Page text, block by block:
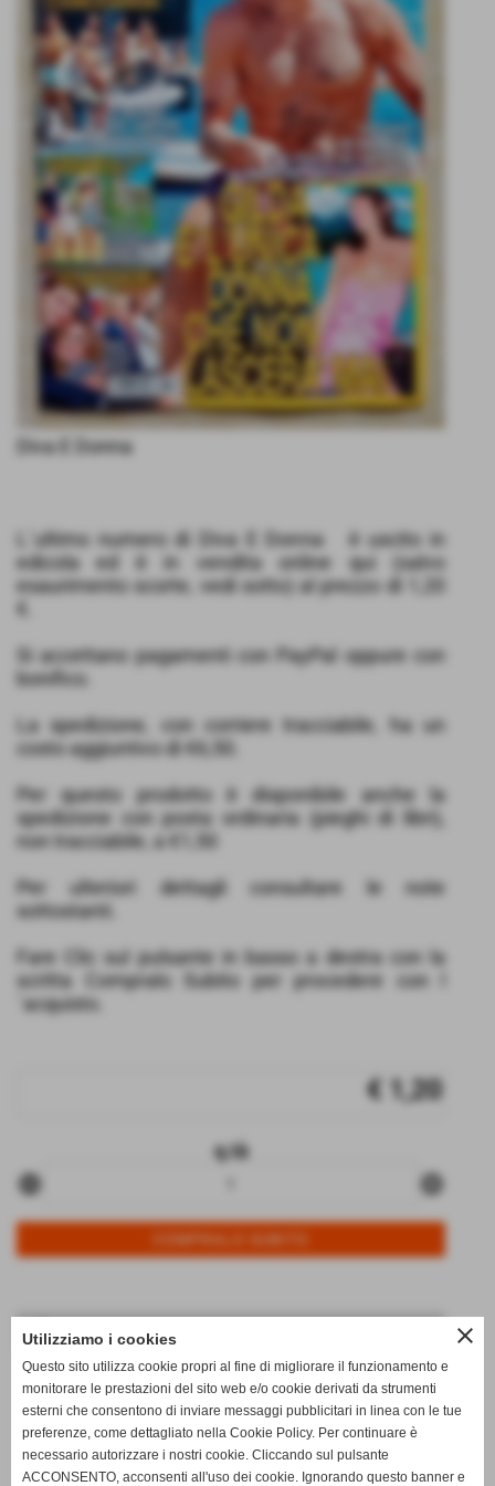
Diva E Donna
L´ultimo numero di Diva E Donna è uscito in
edicola ed è in vendita online qui (salvo
esaurimento scorte, vedi sotto) al prezzo di 1,20
Si accettano pagamenti con PayPal oppure con
bonifico.
La spedizione, con corriere tracciabile, ha un
costo aggiuntivo di €6,50.
Per questo prodotto è disponibile anche la
spedizione con posta ordinaria (pieghi di libri),
non tracciabile, a €1,50
Per ulteriori dettagli consultare le note
sottostanti.
Fare Clic sul pulsante in basso a destra con la
scritta Compralo Subito per procedere con l
´acquisto.
€ 1,20
q.tà
remove_circle add_circle
Info
data di arrivo: 05/08/2026
disponibili: 1
note: 0_
2
close
Utilizziamo i cookies
Questo sito utilizza cookie propri al fine di migliorare il funzionamento e
monitorare le prestazioni del sito web e/o cookie derivati da strumenti
esterni che consentono di inviare messaggi pubblicitari in linea con le tue
preferenze, come dettagliato nella Cookie Policy. Per continuare è
necessario autorizzare i nostri cookie. Cliccando sul pulsante
ACCONSENTO, acconsenti all'uso dei cookie. Ignorando questo banner e